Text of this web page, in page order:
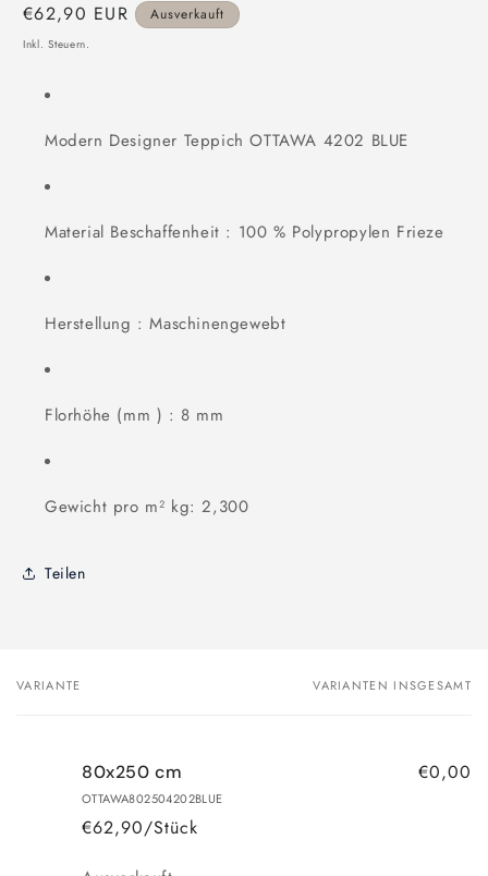
Normaler
Preis
€62,90 EUR Ausverkauft
Inkl. Steuern.
Modern Designer Teppich OTTAWA 4202 BLUE
Material Beschaffenheit : 100 % Polypropylen Frieze
Herstellung : Maschinengewebt
Florhöhe (mm ) : 8 mm
Gewicht pro m² kg: 2,300
Teilen
Dein
VARIANTE VARIANTEN INSGESAMT
80x250 cm
OTTAWA802504202BLUE
€62,90/Stück
€0,00
Anzahl